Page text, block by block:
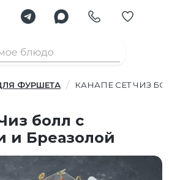
ФУРШЕТА КАНАПЕ СЕТ ЧИЗ
болл с
и Бреазолой